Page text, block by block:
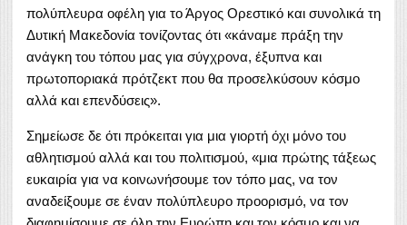
πολύπλευρα οφέλη για το Άργος Ορεστικό και συνολικά τη
Δυτική Μακεδονία τονίζοντας ότι «κάναμε πράξη την
ανάγκη του τόπου μας για σύγχρονα, έξυπνα και
πρωτοποριακά πρότζεκτ που θα προσελκύσουν κόσμο
αλλά και επενδύσεις».
Σημείωσε δε ότι πρόκειται για μια γιορτή όχι μόνο του
αθλητισμού αλλά και του πολιτισμού, «μια πρώτης τάξεως
ευκαιρία για να κοινωνήσουμε τον τόπο μας, να τον
αναδείξουμε σε έναν πολύπλευρο προορισμό, να τον